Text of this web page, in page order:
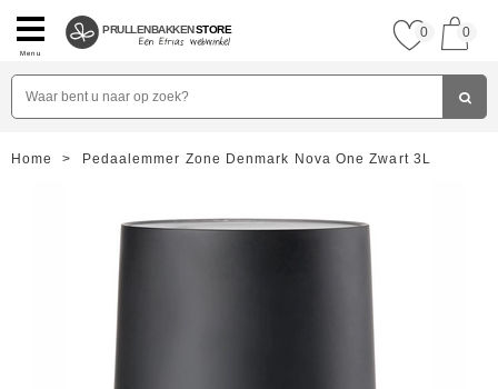
Menu
PRULLENBAKKENSTORE 0 0
Home > Pedaalemmer Zone Denmark Nova One Zwart 3L